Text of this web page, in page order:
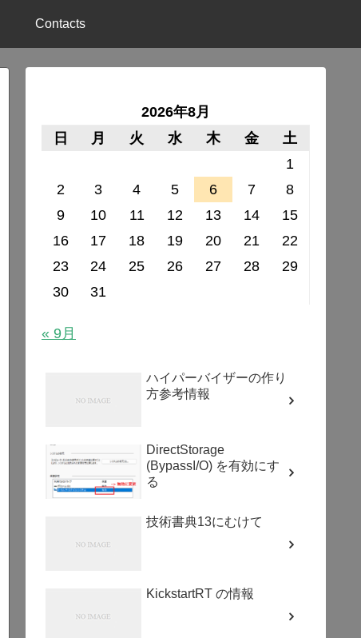
Contacts
2026年8月
日
月 火 水 木 金
土
1
2
3 4 5 6 7
8
9
10 11 12 13 14
15
16
17 18 19 20 21
22
23
24 25 26 27 28
29
30
31
« 9月
ハイパーバイザーの作り
方参考情報
DirectStorage
(BypassI/O) を有効にす
る
技術書典13にむけて
KickstartRT の情報